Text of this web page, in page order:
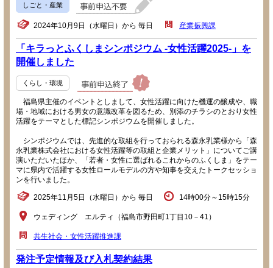
しごと・産業
2024年10月9日（水曜日）から 毎日 産業振興課
「キラっとふくしまシンポジウム -女性活躍2025-」を
開催しました
くらし・環境
福島県主催のイベントとしまして、女性活躍に向けた機運の醸成や、職
場・地域における男女の意識改革を図るため、別添のチラシのとおり女性
活躍をテーマとした標記シンポジウムを開催しました。
シンポジウムでは、先進的な取組を行っておられる森永乳業様から「森
永乳業株式会社における女性活躍等の取組と企業メリット」についてご講
演いただいたほか、「若者・女性に選ばれるこれからのふくしま」をテー
マに県内で活躍する女性ロールモデルの方や知事を交えたトークセッショ
ンを行いました。
2025年11月5日（水曜日）から 毎日 14時00分～15時15分
ウェディング エルティ（福島市野田町1丁目10－41）
共生社会・女性活躍推進課
発注予定情報及び入札契約結果